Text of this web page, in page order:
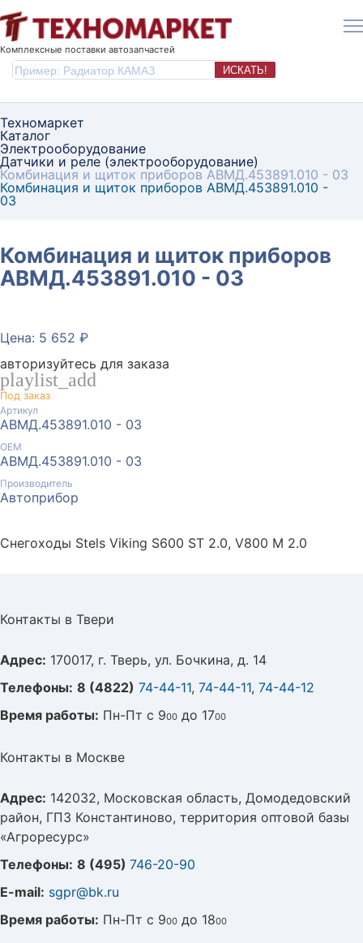
Комплексные поставки автозапчастей
ИСКАТЬ!
Техномаркет
Каталог
Электрооборудование
Датчики и реле (электрооборудование)
Комбинация и щиток приборов АВМД.453891.010 - 03
Комбинация и щиток приборов АВМД.453891.010 -
03
Комбинация и щиток приборов
АВМД.453891.010 - 03
Цена: 5 652 ₽
авторизуйтесь для заказа
playlist_add
Под заказ
Артикул
АВМД.453891.010 - 03
ОЕМ
АВМД.453891.010 - 03
Производитель
Автоприбор
Снегоходы Stels Viking S600 ST 2.0, V800 М 2.0
Контакты в Твери
Адрес: 170017, г. Тверь, ул. Бочкина, д. 14
Телефоны: 8 (4822) 74-44-11, 74-44-11, 74-44-12
Время работы: Пн-Пт с 900 до 1700
Контакты в Москве
Адрес: 142032, Московская область, Домодедовский
район, ГПЗ Константиново, территория оптовой базы
«Агроресурс»
Телефоны: 8 (495) 746-20-90
E-mail: sgpr@bk.ru
Время работы: Пн-Пт с 900 до 1800